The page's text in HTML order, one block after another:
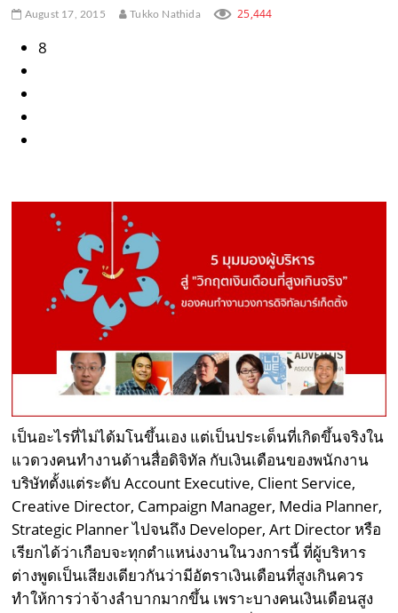
August 17, 2015 Tukko Nathida 25,444
8
เป็นอะไรที่ไม่ได้มโนขึ้นเอง แต่เป็นประเด็นที่เกิดขึ้นจริงใน
แวดวงคนทำงานด้านสื่อดิจิทัล กับเงินเดือนของพนักงาน
บริษัทตั้งแต่ระดับ Account Executive, Client Service,
Creative Director, Campaign Manager, Media Planner,
Strategic Planner ไปจนถึง Developer, Art Director หรือ
เรียกได้ว่าเกือบจะทุกตำแหน่งงานในวงการนี้ ที่ผู้บริหาร
ต่างพูดเป็นเสียงเดียวกันว่ามีอัตราเงินเดือนที่สูงเกินควร
ทำให้การว่าจ้างลำบากมากขึ้น เพราะบางคนเงินเดือนสูง